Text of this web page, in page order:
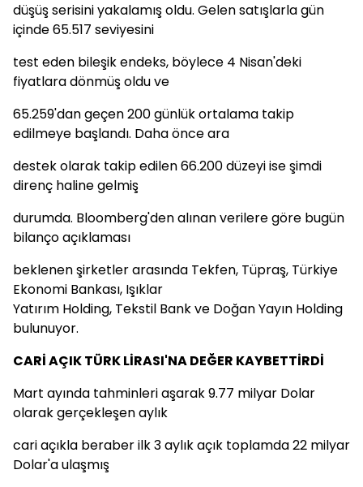
düşüş serisini yakalamış oldu. Gelen satışlarla gün
içinde 65.517 seviyesini
test eden bileşik endeks, böylece 4 Nisan'deki
fiyatlara dönmüş oldu ve
65.259'dan geçen 200 günlük ortalama takip
edilmeye başlandı. Daha önce ara
destek olarak takip edilen 66.200 düzeyi ise şimdi
direnç haline gelmiş
durumda. Bloomberg'den alınan verilere göre bugün
bilanço açıklaması
beklenen şirketler arasında Tekfen, Tüpraş, Türkiye
Ekonomi Bankası, Işıklar
Yatırım Holding, Tekstil Bank ve Doğan Yayın Holding
bulunuyor.
CARİ AÇIK TÜRK LİRASI'NA DEĞER KAYBETTİRDİ
Mart ayında tahminleri aşarak 9.77 milyar Dolar
olarak gerçekleşen aylık
cari açıkla beraber ilk 3 aylık açık toplamda 22 milyar
Dolar'a ulaşmış